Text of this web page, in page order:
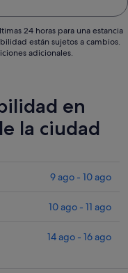
24 horas para una estancia
están sujetos a cambios.
adicionales.
en
la ciudad
9 ago - 10 ago
10 ago - 11 ago
14 ago - 16 ago